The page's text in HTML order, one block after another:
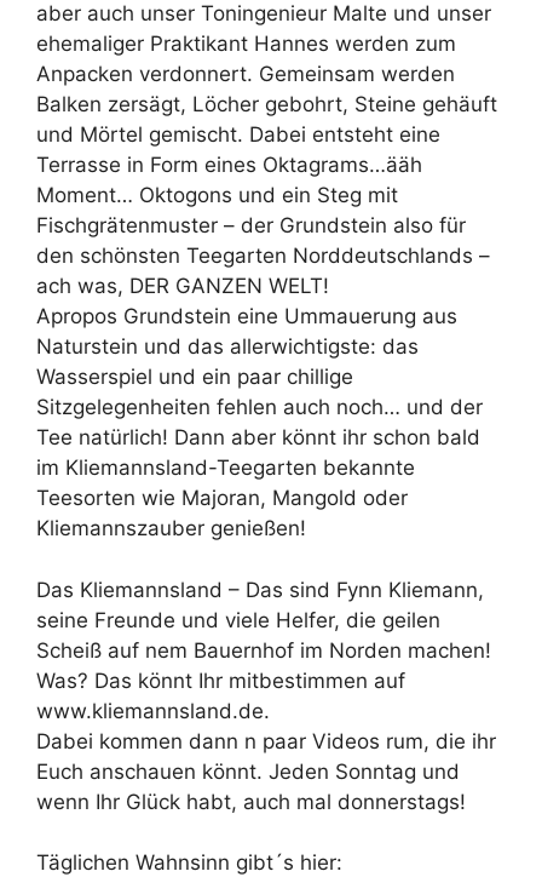
aber auch unser Toningenieur Malte und unser
ehemaliger Praktikant Hannes werden zum
Anpacken verdonnert. Gemeinsam werden
Balken zersägt, Löcher gebohrt, Steine gehäuft
und Mörtel gemischt. Dabei entsteht eine
Terrasse in Form eines Oktagrams…ääh
Moment… Oktogons und ein Steg mit
Fischgrätenmuster – der Grundstein also für
den schönsten Teegarten Norddeutschlands –
ach was, DER GANZEN WELT!
Apropos Grundstein eine Ummauerung aus
Naturstein und das allerwichtigste: das
Wasserspiel und ein paar chillige
Sitzgelegenheiten fehlen auch noch… und der
Tee natürlich! Dann aber könnt ihr schon bald
im Kliemannsland-Teegarten bekannte
Teesorten wie Majoran, Mangold oder
Kliemannszauber genießen!
Das Kliemannsland – Das sind Fynn Kliemann,
seine Freunde und viele Helfer, die geilen
Scheiß auf nem Bauernhof im Norden machen!
Was? Das könnt Ihr mitbestimmen auf
www.kliemannsland.de.
Dabei kommen dann n paar Videos rum, die ihr
Euch anschauen könnt. Jeden Sonntag und
wenn Ihr Glück habt, auch mal donnerstags!
Täglichen Wahnsinn gibt´s hier: